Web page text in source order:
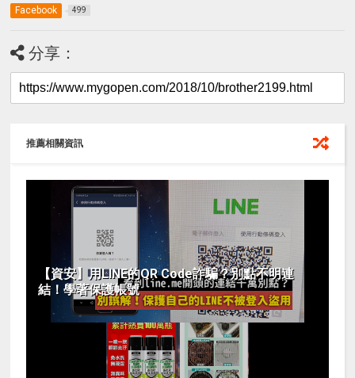
Facebook 499
分享：
推薦相關資訊
【資安】用LINE的QR Code詐騙？別點不明連
結！學著保護帳號